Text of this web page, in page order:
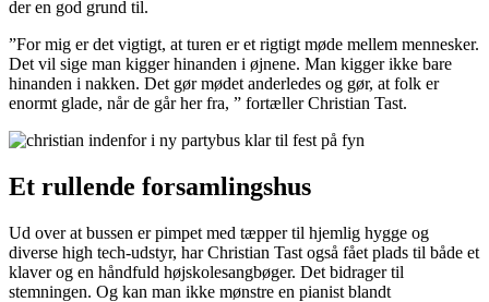
der en god grund til.
”For mig er det vigtigt, at turen er et rigtigt møde mellem mennesker.
Det vil sige man kigger hinanden i øjnene. Man kigger ikke bare
hinanden i nakken. Det gør mødet anderledes og gør, at folk er
enormt glade, når de går her fra, ” fortæller Christian Tast.
Et rullende forsamlingshus
Ud over at bussen er pimpet med tæpper til hjemlig hygge og
diverse high tech-udstyr, har Christian Tast også fået plads til både et
klaver og en håndfuld højskolesangbøger. Det bidrager til
stemningen. Og kan man ikke mønstre en pianist blandt